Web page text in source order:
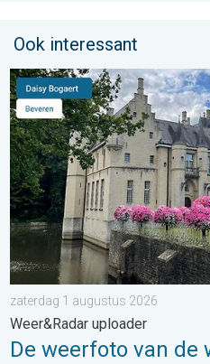
Ook interessant
De weerfoto van de week.
zaterdag 1 augustus 2026
Weer&Radar uploader
De weerfoto van de